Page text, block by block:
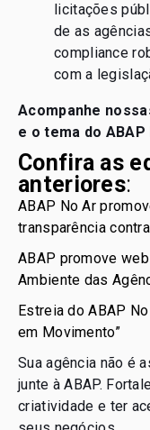
licitações
de as
compliance
com a
Acompanhe
e o tema do
Confira as
anteriores:
ABAP No Ar
transparência
ABAP promove
Ambiente das
Estreia do ABAP
em Movimento”
Sua agência não é
junte à ABAP.
criatividade e ter